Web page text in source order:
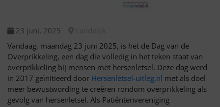
23 juni, 2025
Vandaag, maandag 23 juni 2025, is het de Dag van de
Overprikkeling, een dag die volledig in het teken staat van
overprikkeling bij mensen met hersenletsel. Deze dag werd
in 2017 geïnitieerd door Hersenletsel-uitleg.nl met als doel
meer bewustwording te creëren rondom overprikkeling als
gevolg van hersenletsel. Als Patiëntenvereniging